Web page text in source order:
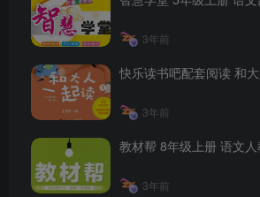
3年前
快乐读书吧配套阅读 和
3年前
教材帮 8年级上册 语文
3年前